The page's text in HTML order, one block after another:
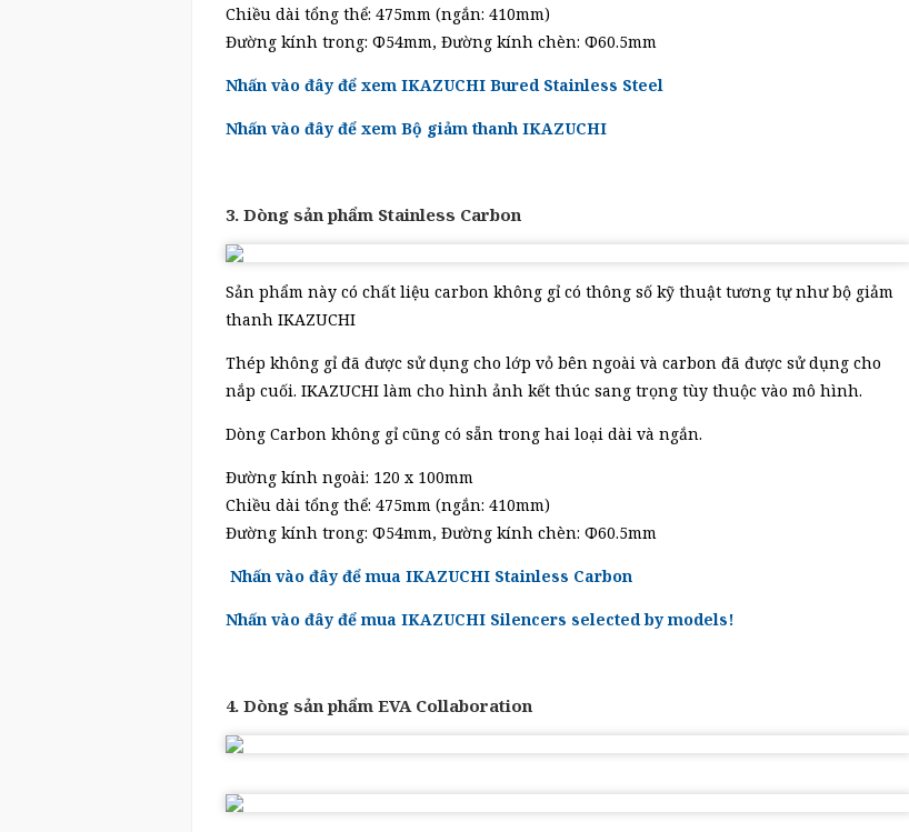
Chiều dài tổng thể: 475mm (ngắn: 410mm)
Đường kính trong: Φ54mm, Đường kính chèn: Φ60.5mm
Nhấn vào đây để xem IKAZUCHI Bured Stainless Steel
Nhấn vào đây để xem Bộ giảm thanh IKAZUCHI
3. Dòng sản phẩm Stainless Carbon
Sản phẩm này có chất liệu carbon không gỉ có thông số kỹ thuật tương tự như bộ giảm
thanh IKAZUCHI
Thép không gỉ đã được sử dụng cho lớp vỏ bên ngoài và carbon đã được sử dụng cho
nắp cuối. IKAZUCHI làm cho hình ảnh kết thúc sang trọng tùy thuộc vào mô hình.
Dòng Carbon không gỉ cũng có sẵn trong hai loại dài và ngắn.
Đường kính ngoài: 120 x 100mm
Chiều dài tổng thể: 475mm (ngắn: 410mm)
Đường kính trong: Φ54mm, Đường kính chèn: Φ60.5mm
Nhấn vào đây để mua IKAZUCHI Stainless Carbon
Nhấn vào đây để mua IKAZUCHI Silencers selected by models!
4. Dòng sản phẩm EVA Collaboration